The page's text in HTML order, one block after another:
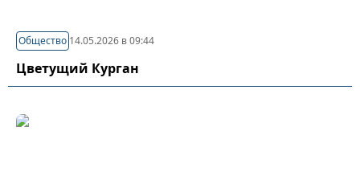
Общество 14.05.2026 в 09:44
Цветущий Курган